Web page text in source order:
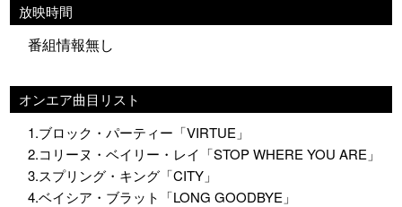
放映時間
番組情報無し
オンエア曲目リスト
1.ブロック・パーティー「VIRTUE」
2.コリーヌ・ベイリー・レイ「STOP WHERE YOU ARE」
3.スプリング・キング「CITY」
4.ベイシア・ブラット「LONG GOODBYE」